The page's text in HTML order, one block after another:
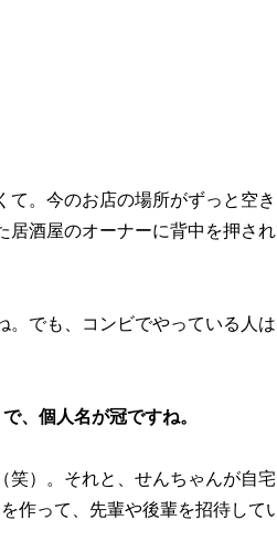
。今のお店の場所がずっと空
居酒屋のオーナーに背中を押さ
でも、コンビでやっている人は
、個人名が冠ですね。
笑）。それと、せんちゃんが自
作って、先輩や後輩を招待して